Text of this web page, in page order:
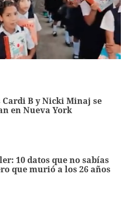
Cardi B y Nicki Minaj se
en Nueva York
10 datos que no sabías
que murió a los 26 años